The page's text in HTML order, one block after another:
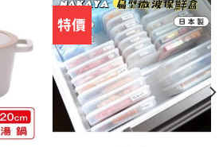
特價